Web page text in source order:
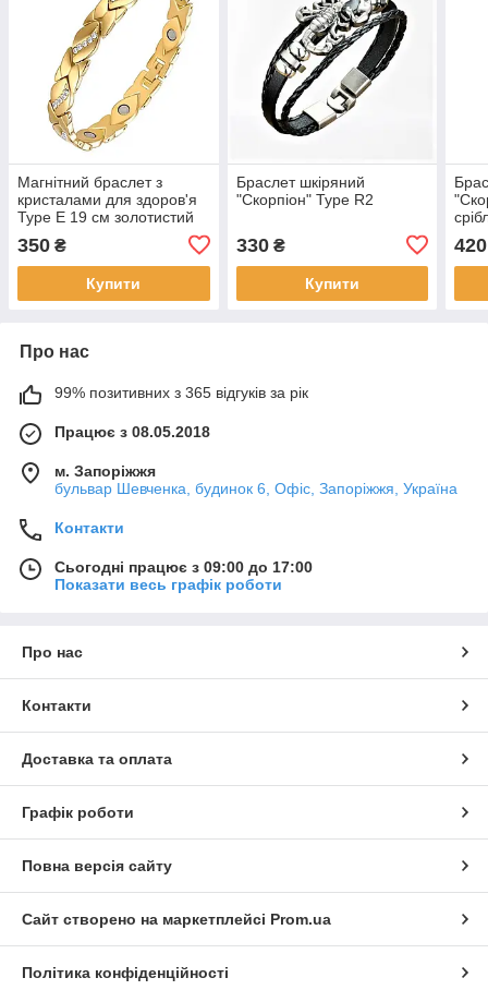
Магнітний браслет з
кристалами для здоров'я
Type Е 19 см золотистий
350 ₴
Купити
Браслет шкіряний
"Скорпіон" Type R2
330₴
Купити
420
Про нас
99% позитивних з 365 відгуків за рік
Працює з 08.05.2018
м. Запоріжжя
бульвар Шевченка, будинок 6, Офіс, Запоріжжя, Україна
Контакти
Сьогодні працює з 09:00 до 17:00
Показати весь графік роботи
Про нас
Контакти
Доставка та оплата
Графік роботи
Повна версія сайту
Сайт створено на маркетплейсі Prom.ua
Політика конфіденційності